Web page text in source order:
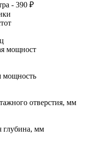
- 390 ₽
мощност
мощность
отверстия, мм
глубина, мм